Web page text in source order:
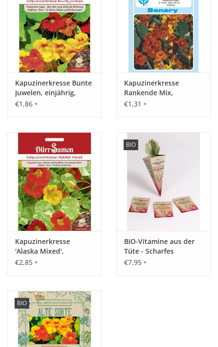
Kapuzinerkresse Bunte
Juwelen, einjährig,
30cm
€1,86 *
Kapuzinerkresse
Rankende Mix,
einjährig
€1,31 *
Kapuzinerkresse
'Alaska Mixed',
einjährig, 40cm
€2,85 *
BIO
BIO-Vitamine aus der
Tüte - Scharfes
Radieschen
€7,95 *
BIO